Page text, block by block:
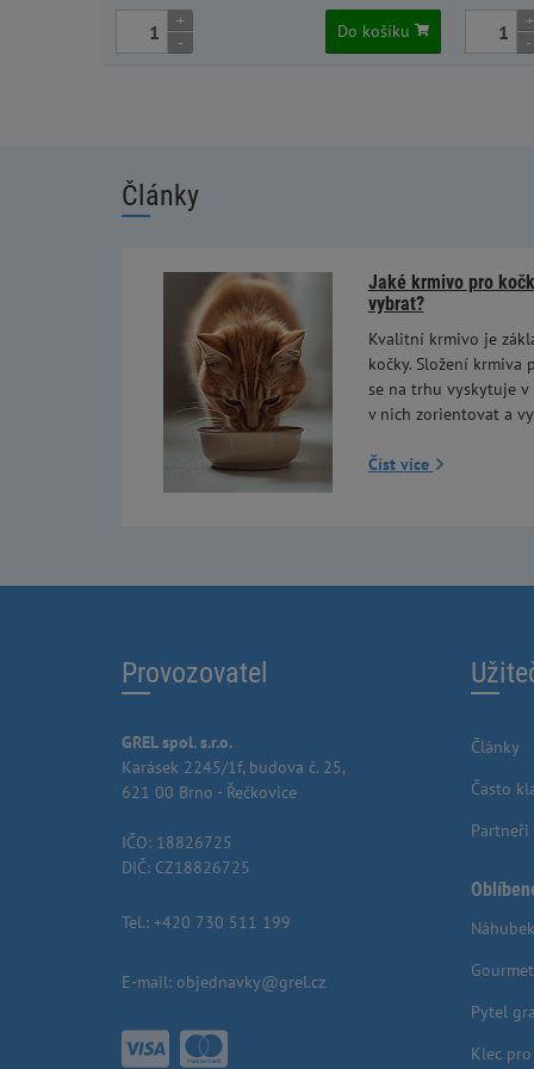
+
-
Do košíku
+
-
Články
Jaké krmivo pro
vybrat?
Kvalitní krmivo je
kočky. Složení krmiva
se na trhu vyskytuje v
v nich zorientovat a
Číst více
Provozovatel
GREL spol. s.r.o.
Karásek 2245/1f, budova č. 25,
621 00 Brno - Řečkovice
IČO: 18826725
DIČ: CZ18826725
Tel.: +420 730 511 199
E-mail: objednavky@grel.cz
Články
Často
Partneři
Pytel
Klec